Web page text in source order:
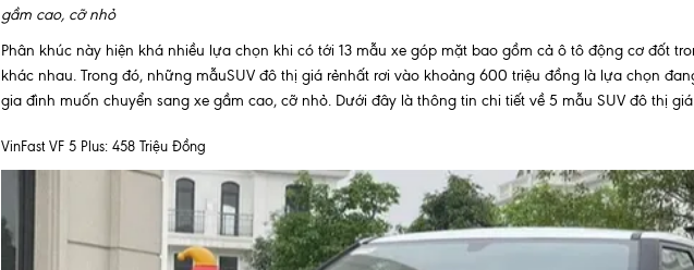
gầm cao, cỡ nhỏ
Phân khúc này hiện khá nhiều lựa chọn khi có tới 13 mẫu xe góp mặt bao gồm cả ô tô động cơ đốt
khác nhau. Trong đó, những mẫuSUV đô thị giá rẻnhất rơi vào khoảng 600 triệu đồng là lựa chọn
gia đình muốn chuyển sang xe gầm cao, cỡ nhỏ. Dưới đây là thông tin chi tiết về 5 mẫu SUV đô thị
VinFast VF 5 Plus: 458 Triệu Đồng